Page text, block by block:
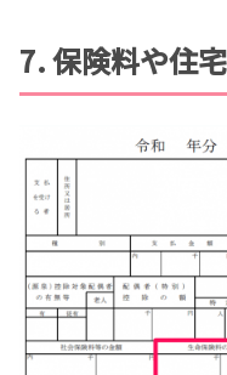
7. 保険料や住